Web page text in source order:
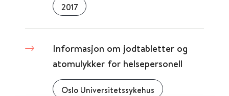
2017
Informasjon om jodtabletter og
atomulykker for helsepersonell
Oslo Universitetssykehus